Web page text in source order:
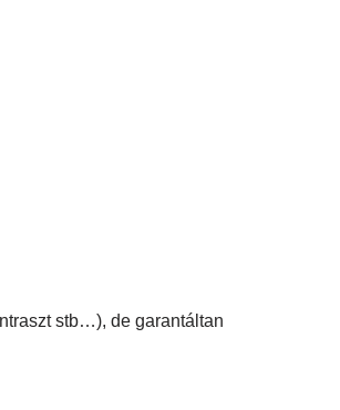
stb…), de garantáltan